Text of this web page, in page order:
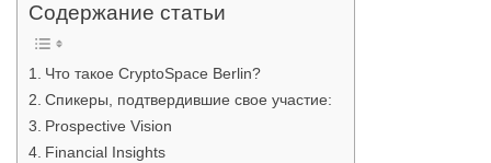
Содержание статьи
Что такое CryptoSpace Berlin?
Спикеры, подтвердившие свое участие:
Prospective Vision
Financial Insights